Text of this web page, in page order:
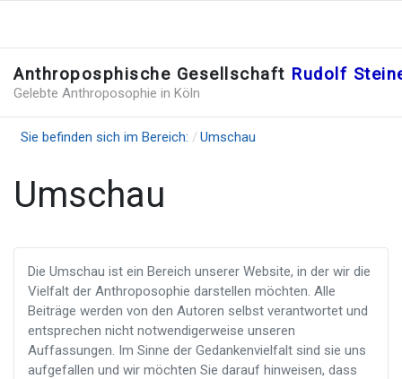
Anthroposphische Gesellschaft Rudolf
Gelebte Anthroposophie in Köln
Sie befinden sich im Bereich: Umschau
Umschau
Die Umschau ist ein Bereich unserer Website, in der wir die
Vielfalt der Anthroposophie darstellen möchten. Alle
Beiträge werden von den Autoren selbst verantwortet und
entsprechen nicht notwendigerweise unseren
Auffassungen. Im Sinne der Gedankenvielfalt sind sie uns
aufgefallen und wir möchten Sie darauf hinweisen, dass